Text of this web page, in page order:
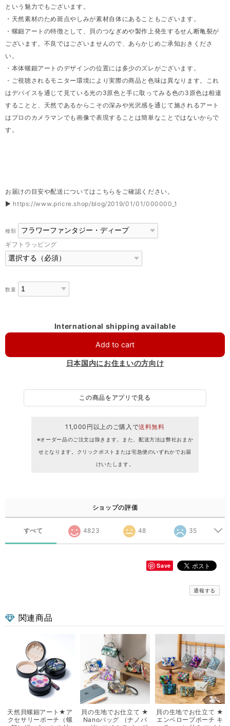
という魅力でもございます。
・天然素材のため斑点やしみが素材自体にあることもございます。
・螺鈿アートの特徴として、貝のつなぎめや製作上発生するせん断亀裂が
ございます。不良ではございませんので、あらかじめご承知おきくださ
い。
・本体螺鈿アートのデザインの位置には多少のズレがございます。
・ご視聴されるモニター環境により実際の商品と色味は異なります。これ
はデバイスを通じて見ている光の3原色と手に取ってみる色の3原色は相違
することと、天然であるからこその深みや光沢感を通じて施されるアート
はプロのカメラマンでも画像で表現することは簡単なことではないからで
す。
お届けの目安や配送についてはこちらをご確認ください。
▶ https://www.pricre.shop/blog/2019/01/01/000000_1
種類
ギフトラッピング
数量
International shipping available
Add to cart
日本国内にお住まいの方向け
この商品をアプリで見る
11,000円以上のご購入で送料無料
※オーダー品のご注文は除きます。また、配送方法は弊社おまか
せとなります。クリックポストまたは宅急便のいずれかでお届
けいたします。
ショップの評価
すべて 4823 48 35
Save
通報する
関連商品
天然貝螺鈿アート★ア
クセサリーポーチ（螺
貝の生地でお仕立て ★
Nanoバッグ （ナノバ
貝の生地でお仕立て ★
エンベロープポーチ キ